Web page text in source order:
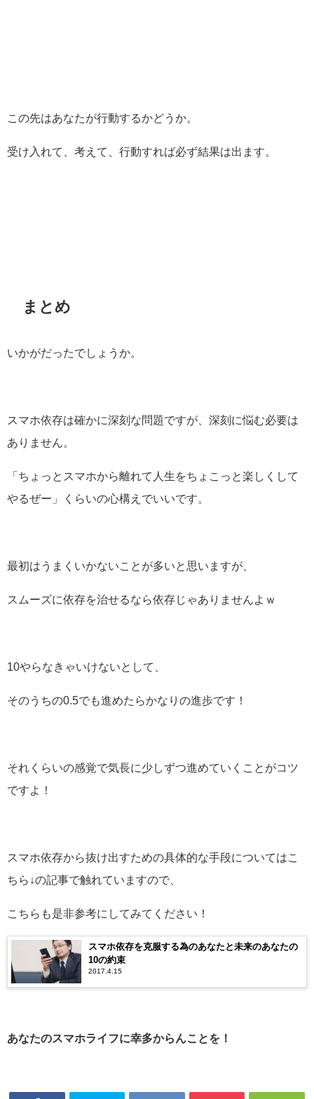
この先はあなたが行動するかどうか。
受け入れて、考えて、行動すれば必ず結果は出ます。
まとめ
いかがだったでしょうか。
スマホ依存は確かに深刻な問題ですが、深刻に悩む必要は
ありません。
「ちょっとスマホから離れて人生をちょこっと楽しくして
やるぜー」くらいの心構えでいいです。
最初はうまくいかないことが多いと思いますが、
スムーズに依存を治せるなら依存じゃありませんよｗ
10やらなきゃいけないとして、
そのうちの0.5でも進めたらかなりの進歩です！
それくらいの感覚で気長に少しずつ進めていくことがコツ
ですよ！
スマホ依存から抜け出すための具体的な手段についてはこ
ちら↓の記事で触れていますので、
こちらも是非参考にしてみてください！
スマホ依存を克服する為のあなたと未来のあなたの
10の約束
2017.4.15
あなたのスマホライフに幸多からんことを！